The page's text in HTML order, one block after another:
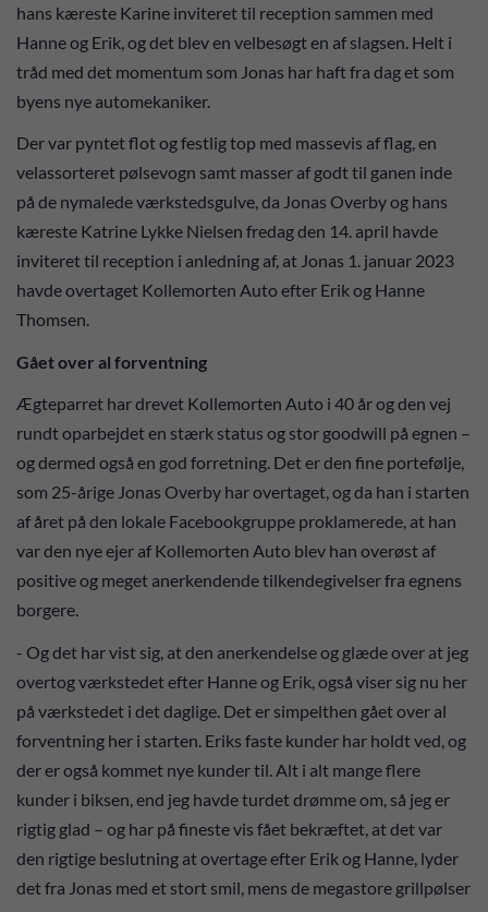
hans kæreste Karine inviteret til reception sammen med
Hanne og Erik, og det blev en velbesøgt en af slagsen. Helt i
tråd med det momentum som Jonas har haft fra dag et som
byens nye automekaniker.
Der var pyntet flot og festlig top med massevis af flag, en
velassorteret pølsevogn samt masser af godt til ganen inde
på de nymalede værkstedsgulve, da Jonas Overby og hans
kæreste Katrine Lykke Nielsen fredag den 14. april havde
inviteret til reception i anledning af, at Jonas 1. januar 2023
havde overtaget Kollemorten Auto efter Erik og Hanne
Thomsen.
Gået over al forventning
Ægteparret har drevet Kollemorten Auto i 40 år og den vej
rundt oparbejdet en stærk status og stor goodwill på egnen –
og dermed også en god forretning. Det er den fine portefølje,
som 25-årige Jonas Overby har overtaget, og da han i starten
af året på den lokale Facebookgruppe proklamerede, at han
var den nye ejer af Kollemorten Auto blev han overøst af
positive og meget anerkendende tilkendegivelser fra egnens
borgere.
- Og det har vist sig, at den anerkendelse og glæde over at jeg
overtog værkstedet efter Hanne og Erik, også viser sig nu her
på værkstedet i det daglige. Det er simpelthen gået over al
forventning her i starten. Eriks faste kunder har holdt ved, og
der er også kommet nye kunder til. Alt i alt mange flere
kunder i biksen, end jeg havde turdet drømme om, så jeg er
rigtig glad – og har på fineste vis fået bekræftet, at det var
den rigtige beslutning at overtage efter Erik og Hanne, lyder
det fra Jonas med et stort smil, mens de megastore grillpølser